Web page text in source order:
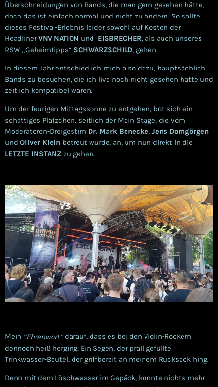
Überschneidungen von Bands, die man gern gesehen hätte,
doch das ist einfach normal und nicht zu ändern. So sollte
dieses Festival-Erlebnis leider sowohl auf Kosten der
HeadlinerVNV NATION und EISBRECHER, als auch unseres
RSW „Geheimtipps“ SCHWARZSCHILD, gehen.
In diesem Jahr entschied ich mich also dazu, hauptsächlich
Bands zu besuchen, die ich live noch nicht gesehen hatte und
zeitlich kompatibel waren.
Um der feurigen Mittagssonne zu entgehen, bot sich ein
schattiges Plätzchen, seitlich der Main Stage, die vom
Moderatoren-Dreigestirn Dr. Mark Benecke, Jens Domgörgen
und Oliver Klein betreut wurde, an, um nun direkt in die
LETZTE INSTANZ zu gehen.
Mein “Ehrenwort”darauf, dass es bei den Violin-Rockern
dennoch heiß herging. Ein Segen, der prall gefüllte
Trinkwasser-Beutel, der griffbereit an meinem Rucksack hing.
Denn mit dem Löschwasser im Gepäck, konnte nichts mehr